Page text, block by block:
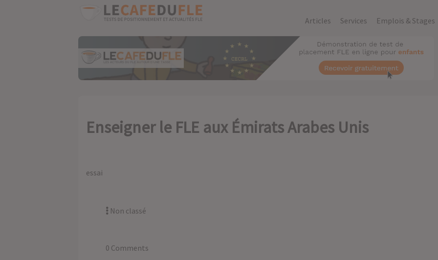
Articles Services Emplois & Stages
Enseigner le FLE aux Émirats Arabes Unis
essai
Non classé
0 Comments